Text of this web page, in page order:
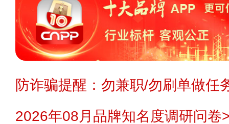
防诈骗提醒：勿兼职/勿刷单做任
2026年08月品牌知名度调研问卷